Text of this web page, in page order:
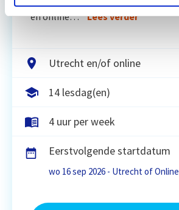
en online… Lees verder
Utrecht en/of online
14 lesdag(en)
4 uur per week
Eerstvolgende startdatum
wo 16 sep 2026 - Utrecht of Online